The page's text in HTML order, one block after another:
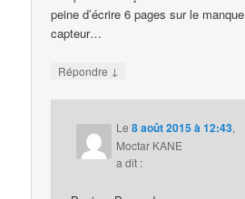
peine d’écrire 6 pages sur le
capteur…
Répondre ↓
Le8 août 2015 à 12:43,
Moctar KANE
a dit :